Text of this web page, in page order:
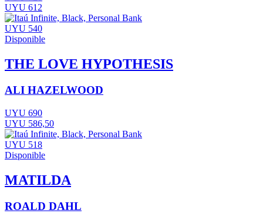
UYU 612
UYU 540
Disponible
THE LOVE HYPOTHESIS
ALI HAZELWOOD
UYU 690
UYU 586,50
UYU 518
Disponible
MATILDA
ROALD DAHL